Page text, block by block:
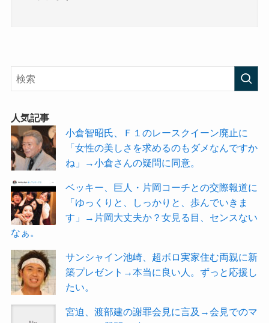
人気記事
小倉智昭氏、Ｆ１のレースクイーン廃止に
「女性の美しさを求めるのもダメなんですか
ね」→小倉さんの疑問に同意。
ベッキー、巨人・片岡コーチとの交際報道に
「ゆっくりと、しっかりと、歩んでいきま
す」→片岡大丈夫か？女見る目、センスない
なぁ。
サンシャイン池崎、超ボロ実家住む両親に新
築プレゼント→本当に良い人。ずっと応援し
たい。
宮迫、渡部建の謝罪会見に言及→会見でのマ